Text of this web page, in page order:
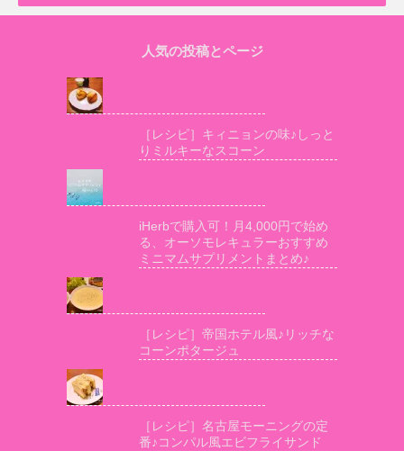
人気の投稿とページ
［レシピ］キィニョンの味♪しっと
りミルキーなスコーン
iHerbで購入可！月4,000円で始め
る、オーソモレキュラーおすすめ
ミニマムサプリメントまとめ♪
［レシピ］帝国ホテル風♪リッチな
コーンポタージュ
［レシピ］名古屋モーニングの定
番♪コンパル風エビフライサンド